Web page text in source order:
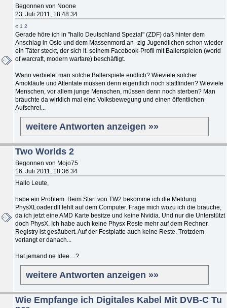
Begonnen von Noone
23. Juli 2011, 18:48:34
« 1 2
Gerade höre ich in "hallo Deutschland Spezial" (ZDF) daß hinter dem
Anschlag in Oslo und dem Massenmord an -zig Jugendlichen schon wieder
ein Täter steckt, der sich lt. seinem Facebook-Profil mit Ballerspielen (world
of warcraft, modern warfare) beschäftigt.
Wann verbietet man solche Ballerspiele endlich? Wieviele solcher
Amokläufe und Attentate müssen denn eigentlich noch stattfinden? Wieviele
Menschen, vor allem junge Menschen, müssen denn noch sterben? Man
bräuchte da wirklich mal eine Volksbewegung und einen öffentlichen
Aufschrei...
weitere Antworten anzeigen »»
Two Worlds 2
Begonnen von Mojo75
16. Juli 2011, 18:36:34
Hallo Leute,
habe ein Problem. Beim Start von TW2 bekomme ich die Meldung
PhysXLoader.dll fehlt auf dem Computer. Frage mich wozu ich die brauche,
da ich jetzt eine AMD Karte besitze und keine Nvidia. Und nur die Unterstützt
doch PhysX. Ich habe auch keine Physx Reste mehr auf dem Rechner.
Registry ist gesäubert. Auf der Festplatte auch keine Reste. Trotzdem
verlangt er danach...
Hat jemand ne Idee....?
weitere Antworten anzeigen »»
Wie Empfange ich Digitales Kabel Mit DVB-C Tu